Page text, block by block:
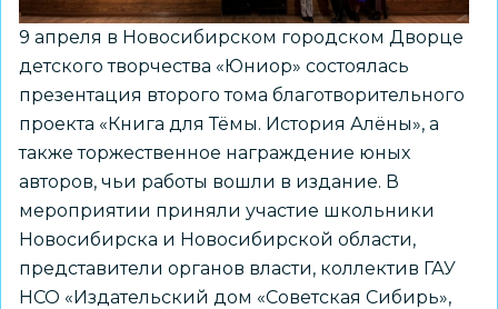
9 апреля в Новосибирском городском Дворце
детского творчества «Юниор» состоялась
презентация второго тома благотворительного
проекта «Книга для Тёмы. История Алёны», а
также торжественное награждение юных
авторов, чьи работы вошли в издание. В
мероприятии приняли участие школьники
Новосибирска и Новосибирской области,
представители органов власти, коллектив ГАУ
НСО «Издательский дом «Советская Сибирь»,